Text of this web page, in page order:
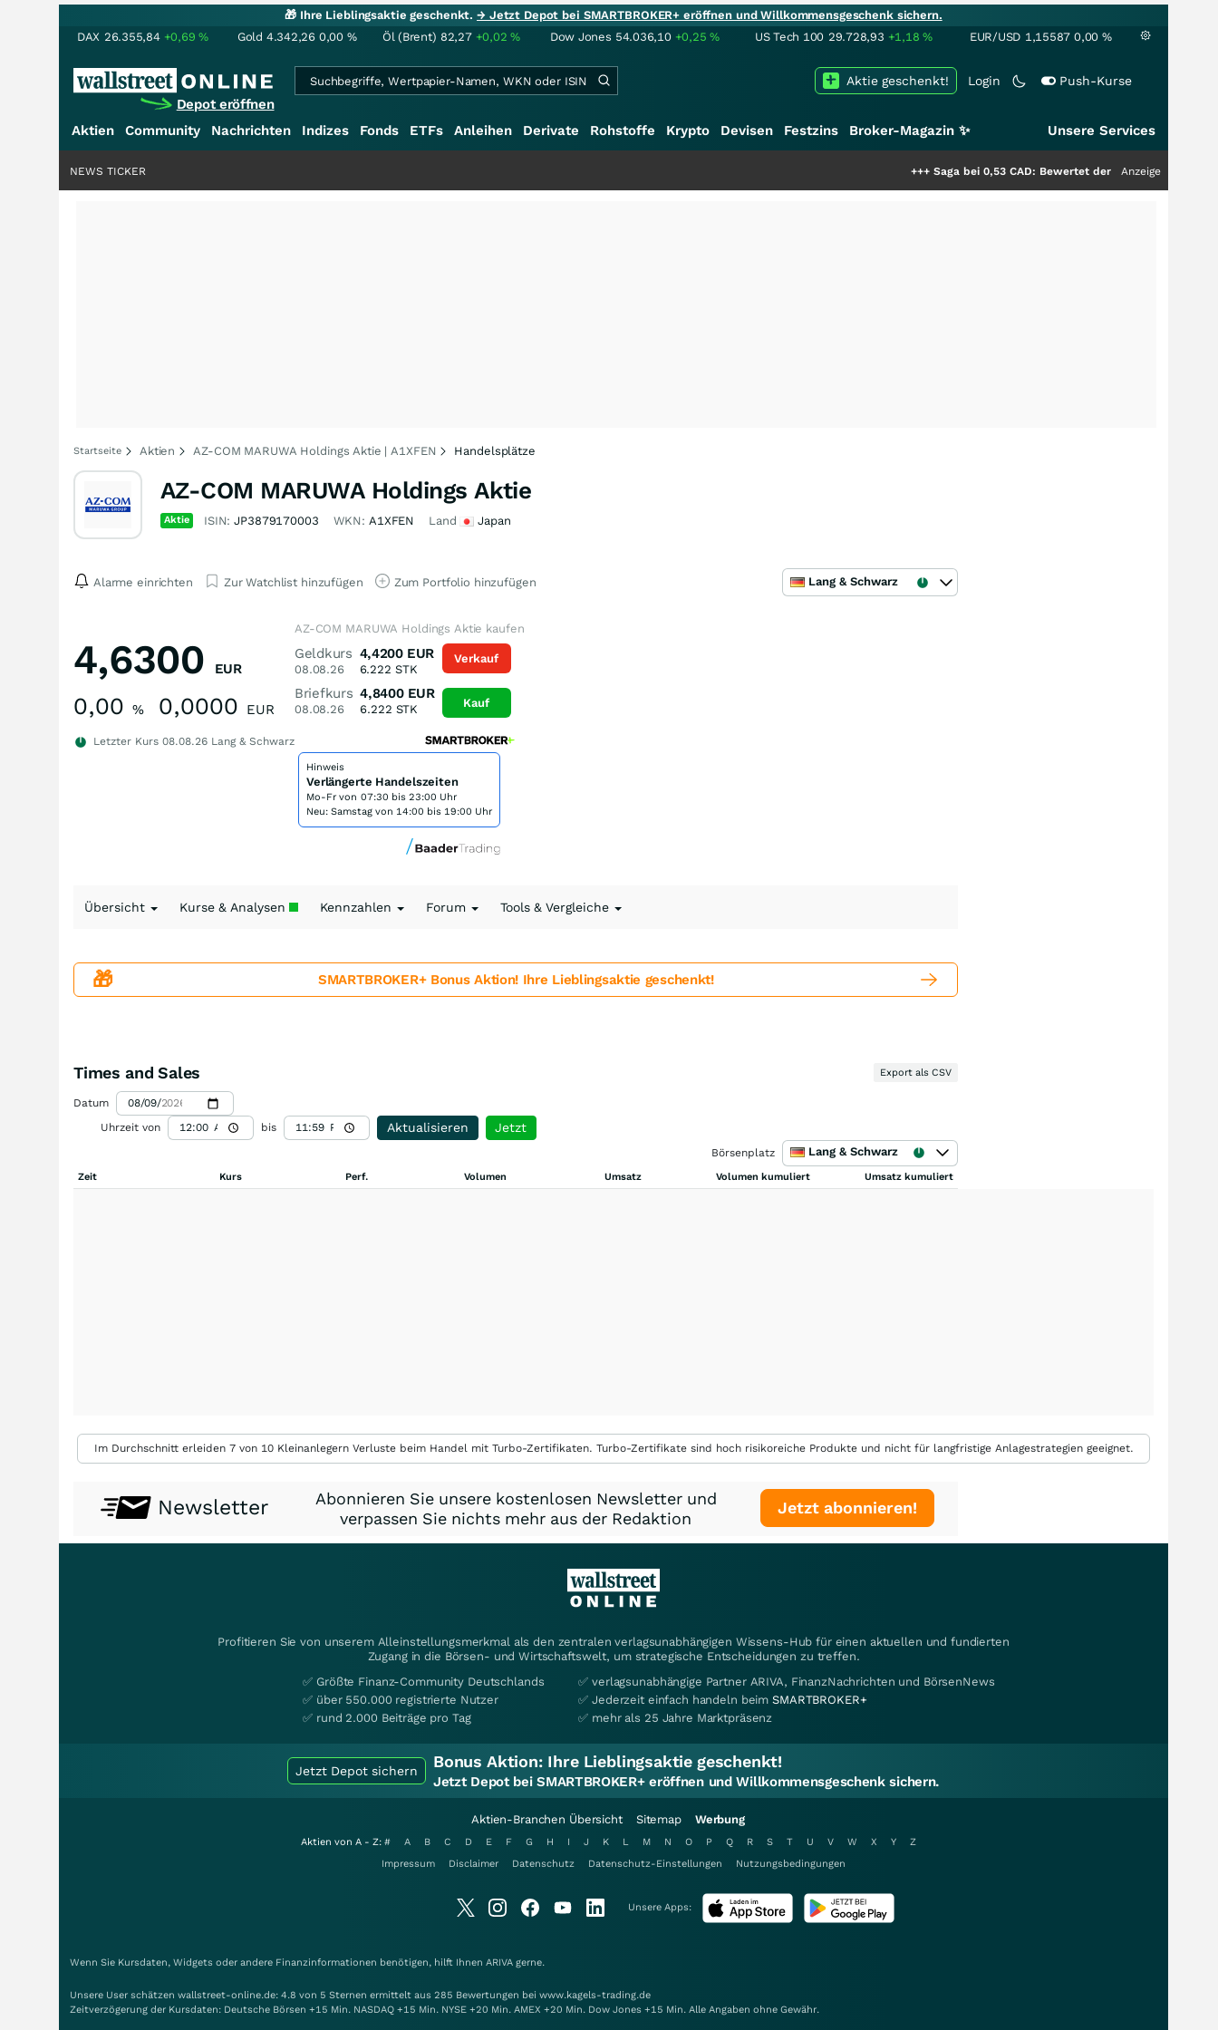
🎁 Ihre Lieblingsaktie geschenkt.→ Jetzt Depot bei SMARTBROKER+ eröffnen und Willkommensgeschenk sichern.
DAX 26.355,84 +0,69% Gold 4.342,26 0,00 % Öl (Brent) 82,27 +0,02% Dow Jones 54.036,10 +0,25% US Tech 100 29.728,93 +1,18% EUR/USD 1,15587 0,00 %
Depot eröffnen
Login Push-Kurse
Aktie geschenkt!
Aktien Community Nachrichten Indizes Fonds ETFs Anleihen Derivate Rohstoffe Krypto Devisen Festzins Broker-Magazin ✨ Unsere Services
Saga bei 0,53 CAD: Bewertet der Markt noch immer nur
Anzeige
NEWS TICKER
Startseite Aktien AZ-COM MARUWA Holdings Aktie | A1XFEN Handelsplätze
AZ-COM MARUWA Holdings Aktie
Aktie ISIN:JP3879170003 WKN: A1XFEN Land Japan
Alarme einrichten Zur Watchlist hinzufügen Zum Portfolio hinzufügen Lang & Schwarz
4,6300 EUR
0,00 % 0,0000 EUR
Letzter Kurs 08.08.26 Lang & Schwarz
AZ-COM MARUWA Holdings Aktie kaufen
Geldkurs
08.08.26
4,4200 EUR
6.222 STK
Briefkurs
08.08.26
4,8400 EUR
6.222 STK
Verkauf
Kauf
Hinweis
Verlängerte Handelszeiten
Mo-Fr von 07:30 bis 23:00 Uhr
Neu: Samstag von 14:00 bis 19:00 Uhr
Übersicht Kurse & Analysen Kennzahlen Forum Tools & Vergleiche
🎁 SMARTBROKER+ Bonus Aktion! Ihre Lieblingsaktie geschenkt!
Times and Sales Export als CSV
Datum
Uhrzeit von
bis Aktualisieren Jetzt
Börsenplatz Lang & Schwarz
Zeit Kurs Perf. Volumen Umsatz Volumen kumuliert Umsatz kumuliert
Im Durchschnitt erleiden 7 von 10 Kleinanlegern Verluste beim Handel mit Turbo-Zertifikaten. Turbo-Zertifikate sind hoch risikoreiche Produkte und nicht für langfristige Anlagestrategien geeignet.
Newsletter
Abonnieren Sie unsere kostenlosen Newsletter und
verpassen Sie nichts mehr aus der Redaktion
Jetzt abonnieren!
Profitieren Sie von unserem Alleinstellungsmerkmal als den zentralen verlagsunabhängigen Wissens-Hub für einen aktuellen und fundierten
Zugang in die Börsen- und Wirtschaftswelt, um strategische Entscheidungen zu treffen.
✅ Größte Finanz-Community Deutschlands
✅ über 550.000 registrierte Nutzer
✅ rund 2.000 Beiträge pro Tag
✅ verlagsunabhängige Partner ARIVA, FinanzNachrichten und BörsenNews
✅ Jederzeit einfach handeln beimSMARTBROKER+
✅ mehr als 25 Jahre Marktpräsenz
Jetzt Depot sichern Bonus Aktion: Ihre Lieblingsaktie geschenkt!
Jetzt Depot bei SMARTBROKER+ eröffnen und Willkommensgeschenk sichern.
Aktien-Branchen Übersicht Sitemap Werbung
Aktien von A - Z: # A B C D E F G H I J K L M N O P Q R S T U V W X Y
Z
Impressum
Disclaimer Datenschutz Datenschutz-Einstellungen Nutzungsbedingungen
Unsere Apps:
Wenn Sie Kursdaten, Widgets oder andere Finanzinformationen benötigen, hilft Ihnen ARIVA gerne.
Unsere User schätzen wallstreet-online.de: 4.8 von 5 Sternen ermittelt aus 285 Bewertungen bei www.kagels-trading.de
Zeitverzögerung der Kursdaten: Deutsche Börsen +15 Min. NASDAQ +15 Min. NYSE +20 Min. AMEX +20 Min. Dow Jones +15 Min. Alle Angaben ohne Gewähr.